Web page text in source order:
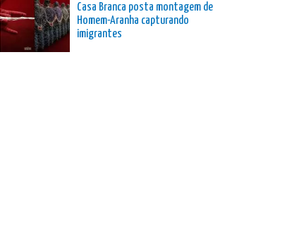
Casa Branca posta montagem de
Homem-Aranha capturando
imigrantes